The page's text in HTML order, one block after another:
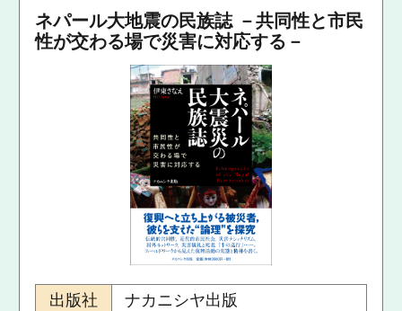
ネパール大地震の民族誌 －共同性と市民
性が交わる場で災害に対応する－
出版社
ナカニシヤ出版